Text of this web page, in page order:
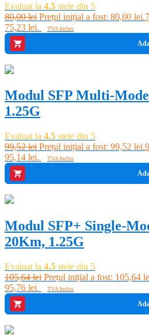
Evaluat la 4.5 stele din 5
80,00lei Prețul inițial a fost: 80,00 lei.
75,23 lei.
TVA Inclus
Modul SFP Multi-
1.25G
Evaluat la 4.5 stele din 5
99,52lei Prețul inițial a fost: 99,52 lei.
95,14 lei.
TVA Inclus
Modul SFP+ Single-
20Km, 1.25G
Evaluat la 4.5 stele din 5
105,64lei Prețul inițial a fost: 105,64
95,76 lei.
TVA Inclus